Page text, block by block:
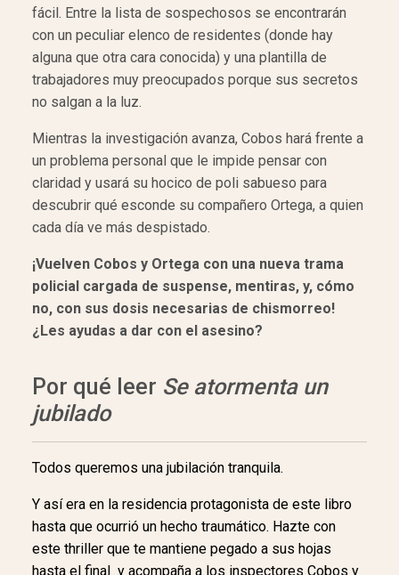
fácil. Entre la lista de sospechosos se encontrarán
con un peculiar elenco de residentes (donde hay
alguna que otra cara conocida) y una plantilla de
trabajadores muy preocupados porque sus secretos
no salgan a la luz.
Mientras la investigación avanza, Cobos hará frente a
un problema personal que le impide pensar con
claridad y usará su hocico de poli sabueso para
descubrir qué esconde su compañero Ortega, a quien
cada día ve más despistado.
¡Vuelven Cobos y Ortega con una nueva trama
policial cargada de suspense, mentiras, y, cómo
no, con sus dosis necesarias de chismorreo!
¿Les ayudas a dar con el asesino?
Por qué leer Se atormenta un
jubilado
Todos queremos una jubilación tranquila.
Y así era en la residencia protagonista de este libro
hasta que ocurrió un hecho traumático. Hazte con
este thriller que te mantiene pegado a sus hojas
hasta el final y acompaña a los inspectores Cobos y